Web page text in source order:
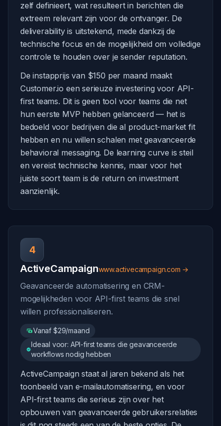
zelf definieert, wat resulteert in berichten die
extreem relevant zijn voor de ontvanger. De
deliverability is uitstekend, mede dankzij de
technische focus en de mogelijkheid om volledige
controle te houden over je sender reputation.
De instapprijs van $150 per maand maakt
Customer.io een serieuze investering voor API-
first teams. Dit is geen tool voor teams die net
hun eerste MVP hebben gelanceerd — het is
bedoeld voor bedrijven die al product-market fit
hebben en nu willen schalen met geavanceerde
behavioral messaging. De learning curve is steil
en vereist technische kennis, maar voor het
juiste soort team is de return on investment
aanzienlijk.
4
ActiveCampaignwww.activecampaign.com →
Geavanceerde automatisering en CRM-
mogelijkheden voor API-first teams die snel
willen professionaliseren.
Vanaf $29/maand
Ideaal voor: API-first teams die geavanceerde
workflows nodig hebben
ActiveCampaign staat al jaren bekend als het
toonbeeld van e-mailautomatisering, en voor
API-first teams die serieus zijn over het
opbouwen van geavanceerde gebruikersrelaties